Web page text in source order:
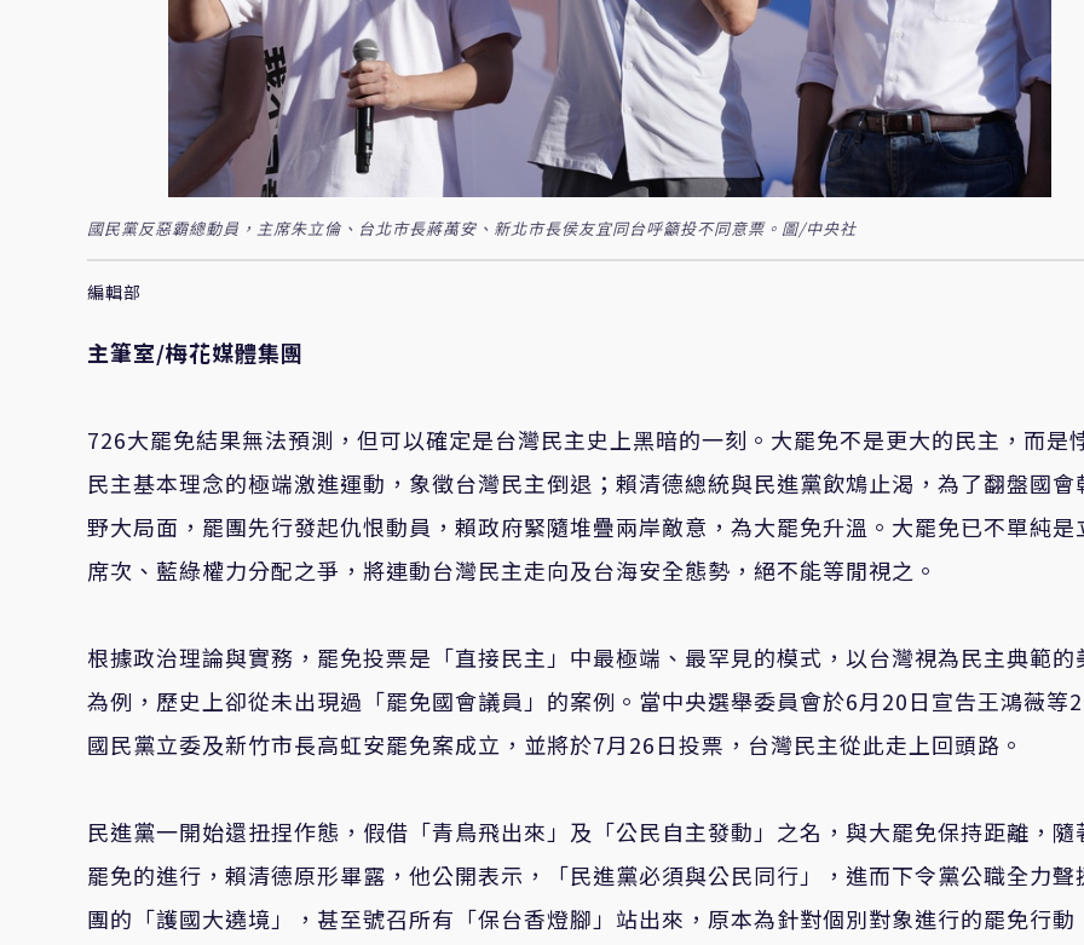
國民黨反惡霸總動員，主席朱立倫、台北市長蔣萬安、新北市長侯友宜同台呼籲投不同意票。圖/中央社
編輯部
主筆室/梅花媒體集團
726大罷免結果無法預測，但可以確定是台灣民主史上黑暗的一刻。大罷免不是更大的民主，而是
民主基本理念的極端激進運動，象徵台灣民主倒退；賴清德總統與民進黨飲鴆止渴，為了翻盤國會
野大局面，罷團先行發起仇恨動員，賴政府緊隨堆疊兩岸敵意，為大罷免升溫。大罷免已不單純是
席次、藍綠權力分配之爭，將連動台灣民主走向及台海安全態勢，絕不能等閒視之。
根據政治理論與實務，罷免投票是「直接民主」中最極端、最罕見的模式，以台灣視為民主典範的
為例，歷史上卻從未出現過「罷免國會議員」的案例。當中央選舉委員會於6月20日宣告王鴻薇等
國民黨立委及新竹市長高虹安罷免案成立，並將於7月26日投票，台灣民主從此走上回頭路。
民進黨一開始還扭捏作態，假借「青鳥飛出來」及「公民自主發動」之名，與大罷免保持距離，隨
罷免的進行，賴清德原形畢露，他公開表示，「民進黨必須與公民同行」，進而下令黨公職全力聲
團的「護國大遶境」，甚至號召所有「保台香燈腳」站出來，原本為針對個別對象進行的罷免行動